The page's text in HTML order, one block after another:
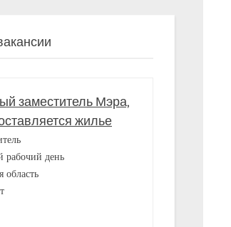
заместитель Мэра,
жилье
рабочий день
область